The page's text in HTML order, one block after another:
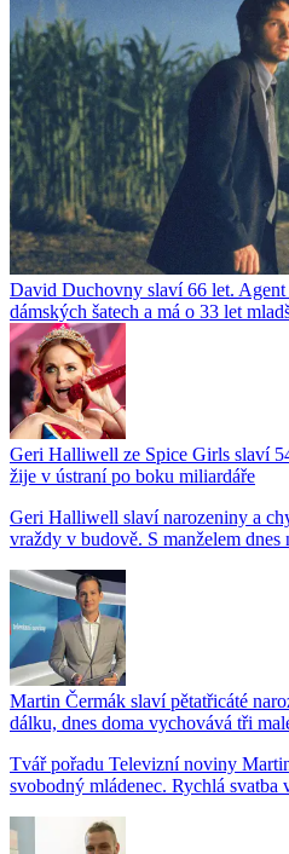
David Duchovny slaví 66 let.
dámských šatech a má o 33 let
Geri Halliwell ze Spice Girls slaví
žije v ústraní po boku miliardáře
Geri Halliwell slaví narozeniny a
vraždy v budově. S manželem dnes
Martin Čermák slaví pětatřicáté
dálku, dnes doma vychovává tři
Tvář pořadu Televizní noviny
svobodný mládenec. Rychlá svatba